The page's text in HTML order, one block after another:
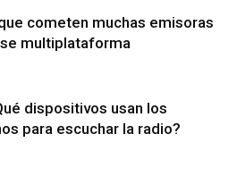
cometen muchas emisoras
multiplataforma
dispositivos usan los
para escuchar la radio?